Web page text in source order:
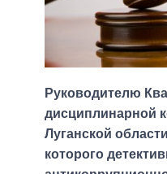
Руководителю
дисциплинарной
Луганской
которого